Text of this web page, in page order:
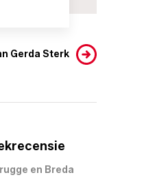
Gerda Sterk
en Breda